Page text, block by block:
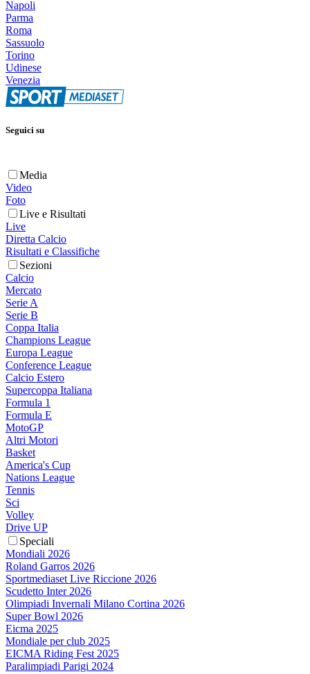
Napoli
Parma
Roma
Sassuolo
Torino
Udinese
Venezia
Seguici su
Media
Video
Foto
Live e Risultati
Live
Diretta Calcio
Risultati e Classifiche
Sezioni
Calcio
Mercato
Serie A
Serie B
Coppa Italia
Champions League
Europa League
Conference League
Calcio Estero
Supercoppa Italiana
Formula 1
Formula E
MotoGP
Altri Motori
Basket
America's Cup
Nations League
Tennis
Sci
Volley
Drive UP
Speciali
Mondiali 2026
Roland Garros 2026
Sportmediaset Live Riccione 2026
Scudetto Inter 2026
Olimpiadi Invernali Milano Cortina 2026
Super Bowl 2026
Eicma 2025
Mondiale per club 2025
EICMA Riding Fest 2025
Paralimpiadi Parigi 2024